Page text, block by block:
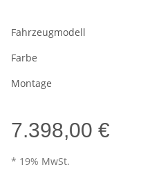
Fahrzeugmodell
Farbe
Montage
7.398,00 €
* 19% MwSt.